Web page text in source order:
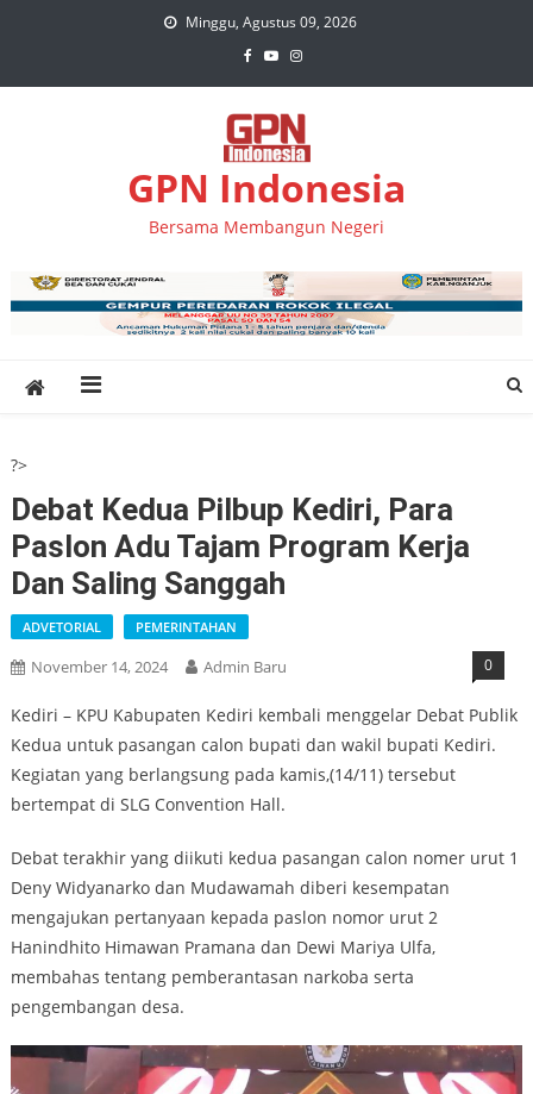
Minggu, Agustus 09, 2026
GPN Indonesia
Bersama Membangun Negeri
?>
Debat Kedua Pilbup Kediri, Para
Paslon Adu Tajam Program Kerja
Dan Saling Sanggah
ADVETORIAL PEMERINTAHAN
November 14, 2024 Admin Baru 0
Kediri – KPU Kabupaten Kediri kembali menggelar Debat Publik
Kedua untuk pasangan calon bupati dan wakil bupati Kediri.
Kegiatan yang berlangsung pada kamis,(14/11) tersebut
bertempat di SLG Convention Hall.
Debat terakhir yang diikuti kedua pasangan calon nomer urut 1
Deny Widyanarko dan Mudawamah diberi kesempatan
mengajukan pertanyaan kepada paslon nomor urut 2
Hanindhito Himawan Pramana dan Dewi Mariya Ulfa,
membahas tentang pemberantasan narkoba serta
pengembangan desa.